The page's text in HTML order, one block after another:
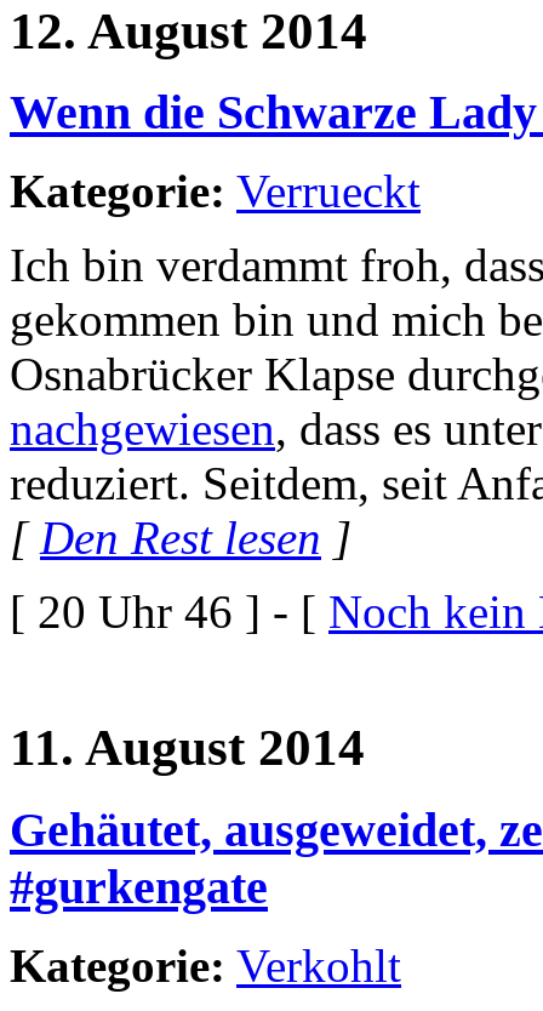
12. August 2014
Wenn die Schwarze
Kategorie: Verrueckt
Ich bin verdammt froh,
gekommen bin und mich
Osnabrücker Klapse
nachgewiesen, dass es
reduziert. Seitdem, seit
[Den Rest lesen ]
[ 20 Uhr 46 ] - [ Noch kein
11. August 2014
Gehäutet, ausgeweidet,
#gurkengate
Kategorie: Verkohlt